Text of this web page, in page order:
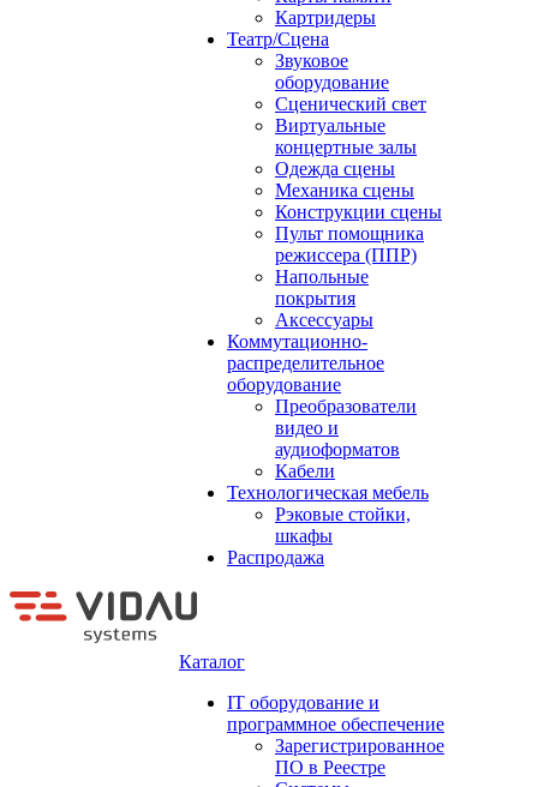
Картридеры
Театр/Сцена
Звуковое
оборудование
Сценический свет
Виртуальные
концертные залы
Одежда сцены
Механика сцены
Конструкции сцены
Пульт помощника
режиссера (ППР)
Напольные
покрытия
Аксессуары
Коммутационно-
распределительное
оборудование
Преобразователи
видео и
аудиоформатов
Кабели
Технологическая мебель
Рэковые стойки,
шкафы
Распродажа
Каталог
IT оборудование и
программное обеспечение
Зарегистрированное
ПО в Реестре